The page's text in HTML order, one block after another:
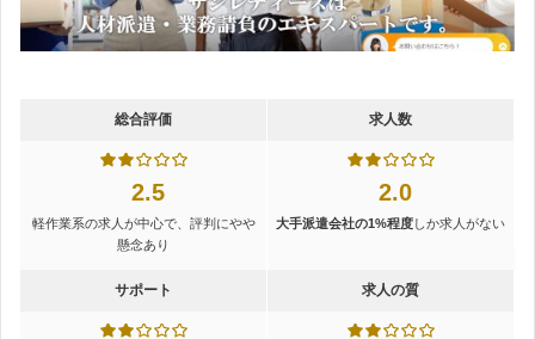
総合評価
2.5
軽作業系の求人が中心で、評判にやや
懸念あり
求人数
2.0
大手派遣会社の1%程度しか求人がない
サポート 求人の質